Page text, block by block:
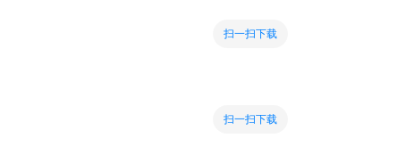
扫一扫下载
扫一扫下载